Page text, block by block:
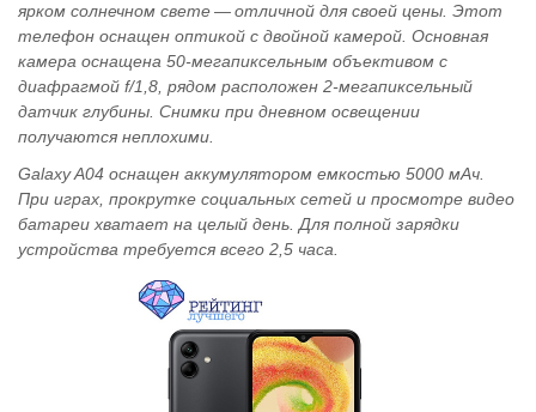
ярком солнечном свете — отличной для своей цены. Этот
телефон оснащен оптикой с двойной камерой. Основная
камера оснащена 50-мегапиксельным объективом с
диафрагмой f/1,8, рядом расположен 2-мегапиксельный
датчик глубины. Снимки при дневном освещении
получаются неплохими.
Galaxy A04 оснащен аккумулятором емкостью 5000 мАч.
При играх, прокрутке социальных сетей и просмотре видео
батареи хватает на целый день. Для полной зарядки
устройства требуется всего 2,5 часа.